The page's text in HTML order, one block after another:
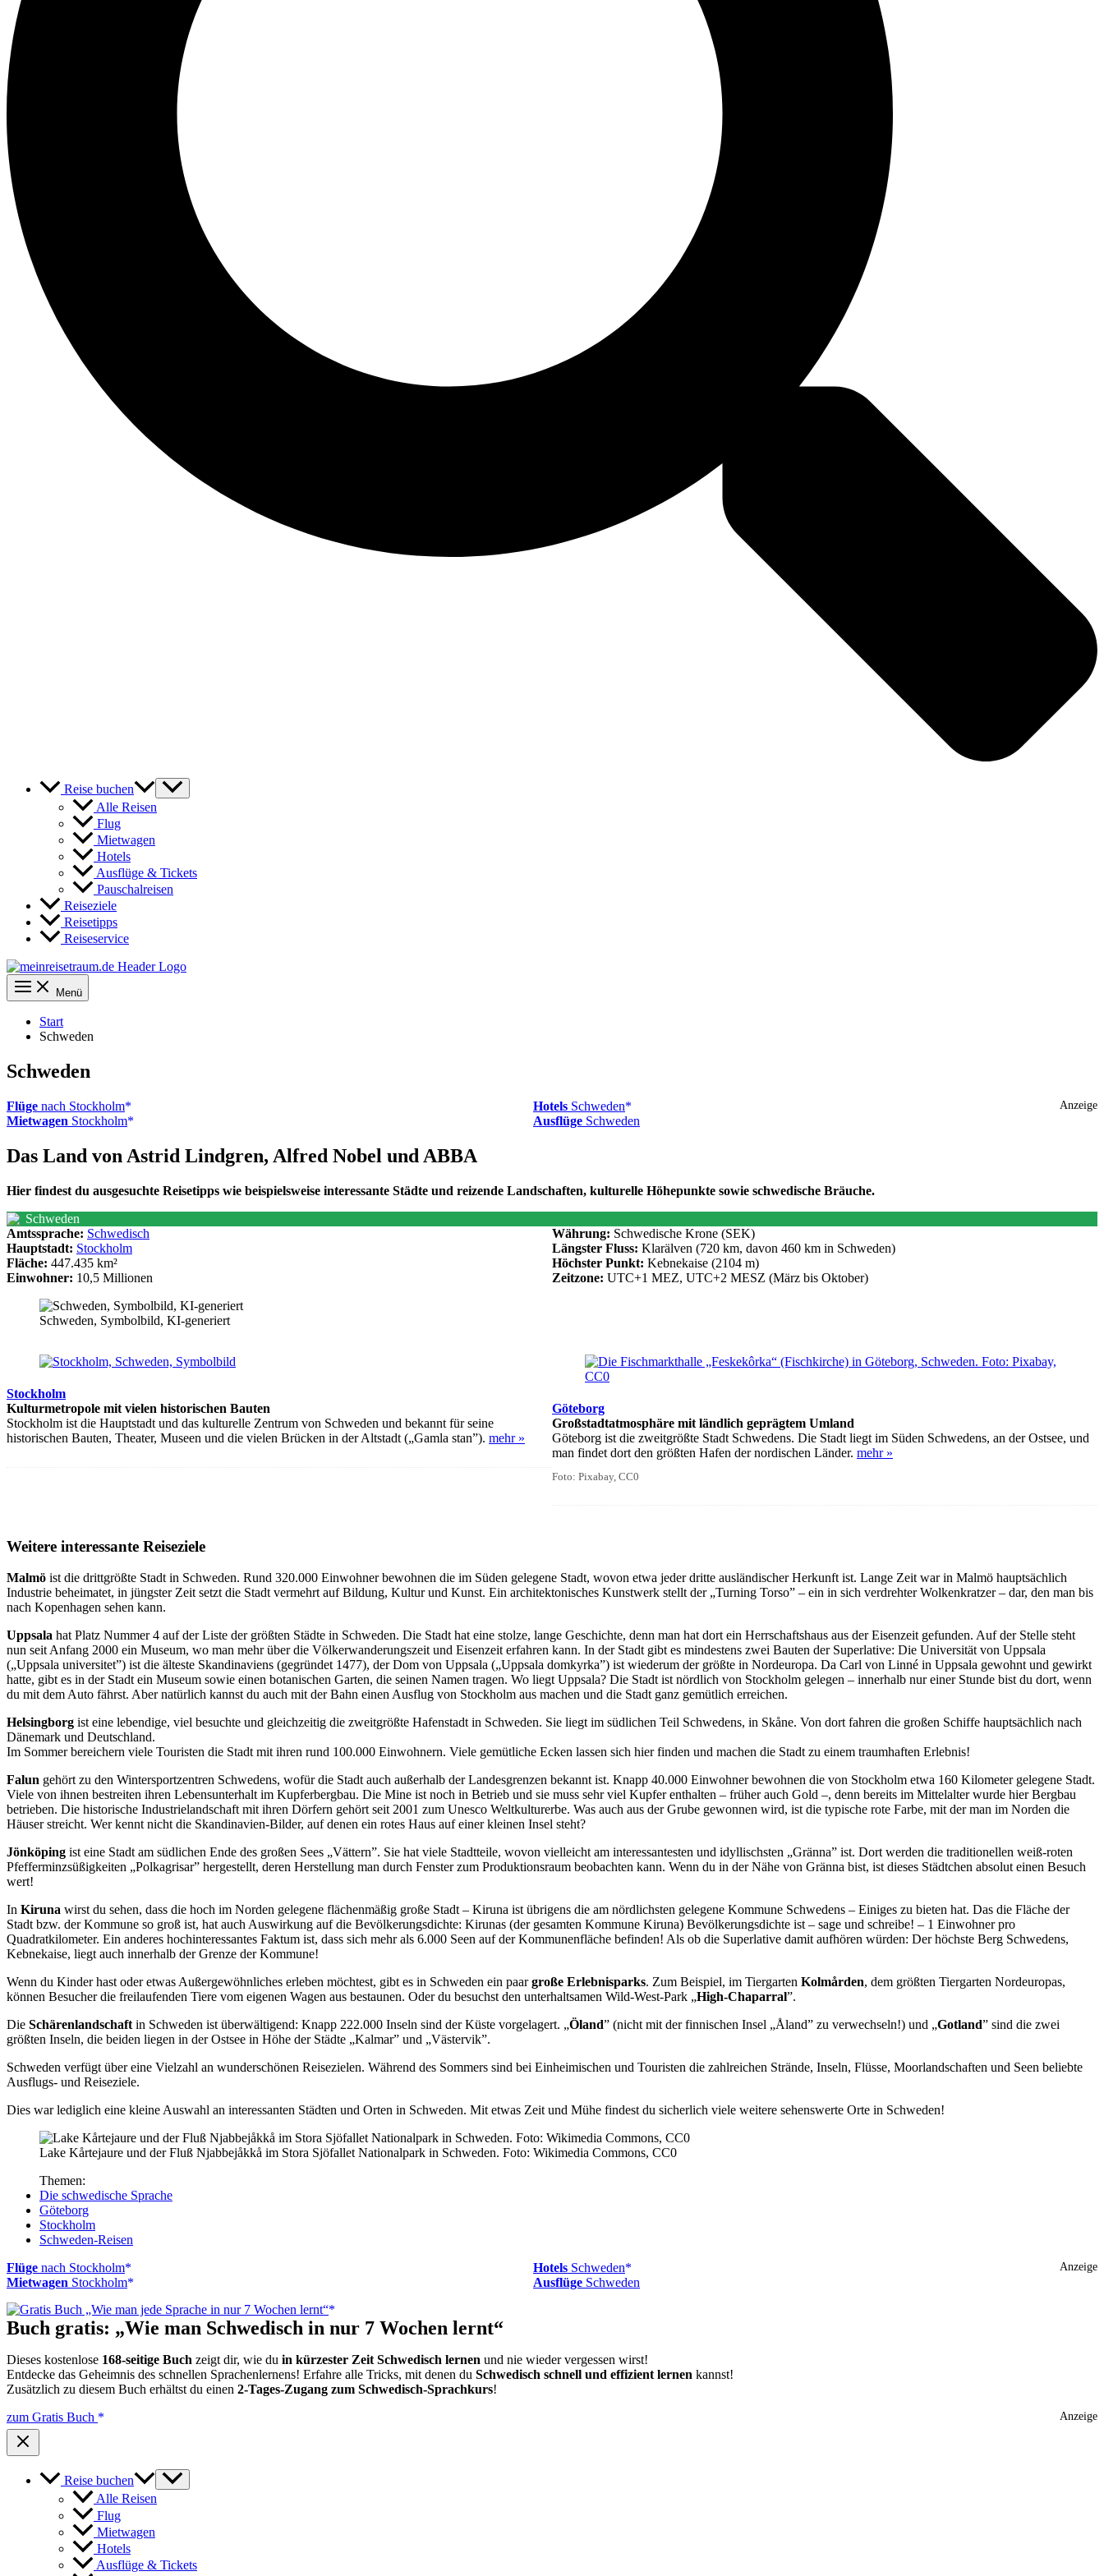
Reise buchen
Alle Reisen
Flug
Mietwagen
Hotels
Ausflüge & Tickets
Pauschalreisen
Reiseziele
Reisetipps
Reiseservice
Menü
Start
Schweden
Schweden
Anzeige
Flüge nach Stockholm
Mietwagen Stockholm
Hotels Schweden
Ausflüge Schweden
Das Land von Astrid Lindgren, Alfred Nobel und ABBA
Hier findest du ausgesuchte Reisetipps wie beispielsweise interessante Städte und reizende Landschaften, kulturelle Höhepunkte sowie schwedische Bräuche.
Schweden
Amtssprache: Schwedisch
Hauptstadt: Stockholm
Fläche: 447.435 km²
Einwohner: 10,5 Millionen
Währung: Schwedische Krone (SEK)
Längster Fluss: Klarälven (720 km, davon 460 km in Schweden)
Höchster Punkt: Kebnekaise (2104 m)
Zeitzone: UTC+1 MEZ, UTC+2 MESZ (März bis Oktober)
Schweden, Symbolbild, KI-generiert
Stockholm
Kulturmetropole mit vielen historischen Bauten
Stockholm ist die Hauptstadt und das kulturelle Zentrum von Schweden und bekannt für seine
historischen Bauten, Theater, Museen und die vielen Brücken in der Altstadt („Gamla stan”). mehr »
Göteborg
Großstadtatmosphäre mit ländlich geprägtem Umland
Göteborg ist die zweitgrößte Stadt Schwedens. Die Stadt liegt im Süden Schwedens, an der Ostsee, und
man findet dort den größten Hafen der nordischen Länder. mehr »
Foto: Pixabay, CC0
Weitere interessante Reiseziele
Malmö ist die drittgrößte Stadt in Schweden. Rund 320.000 Einwohner bewohnen die im Süden gelegene Stadt, wovon etwa jeder dritte ausländischer Herkunft ist. Lange Zeit war in Malmö hauptsächlich
Industrie beheimatet, in jüngster Zeit setzt die Stadt vermehrt auf Bildung, Kultur und Kunst. Ein architektonisches Kunstwerk stellt der „Turning Torso” – ein in sich verdrehter Wolkenkratzer – dar, den man bis
nach Kopenhagen sehen kann.
Uppsala hat Platz Nummer 4 auf der Liste der größten Städte in Schweden. Die Stadt hat eine stolze, lange Geschichte, denn man hat dort ein Herrschaftshaus aus der Eisenzeit gefunden. Auf der Stelle steht
nun seit Anfang 2000 ein Museum, wo man mehr über die Völkerwanderungszeit und Eisenzeit erfahren kann. In der Stadt gibt es mindestens zwei Bauten der Superlative: Die Universität von Uppsala
(„Uppsala universitet”) ist die älteste Skandinaviens (gegründet 1477), der Dom von Uppsala („Uppsala domkyrka”) ist wiederum der größte in Nordeuropa. Da Carl von Linné in Uppsala gewohnt und gewirkt
hatte, gibt es in der Stadt ein Museum sowie einen botanischen Garten, die seinen Namen tragen. Wo liegt Uppsala? Die Stadt ist nördlich von Stockholm gelegen – innerhalb nur einer Stunde bist du dort, wenn
du mit dem Auto fährst. Aber natürlich kannst du auch mit der Bahn einen Ausflug von Stockholm aus machen und die Stadt ganz gemütlich erreichen.
Helsingborg ist eine lebendige, viel besuchte und gleichzeitig die zweitgrößte Hafenstadt in Schweden. Sie liegt im südlichen Teil Schwedens, in Skåne. Von dort fahren die großen Schiffe hauptsächlich nach
Dänemark und Deutschland.
Im Sommer bereichern viele Touristen die Stadt mit ihren rund 100.000 Einwohnern. Viele gemütliche Ecken lassen sich hier finden und machen die Stadt zu einem traumhaften Erlebnis!
Falun gehört zu den Wintersportzentren Schwedens, wofür die Stadt auch außerhalb der Landesgrenzen bekannt ist. Knapp 40.000 Einwohner bewohnen die von Stockholm etwa 160 Kilometer gelegene Stadt.
Viele von ihnen bestreiten ihren Lebensunterhalt im Kupferbergbau. Die Mine ist noch in Betrieb und sie muss sehr viel Kupfer enthalten – früher auch Gold –, denn bereits im Mittelalter wurde hier Bergbau
betrieben. Die historische Industrielandschaft mit ihren Dörfern gehört seit 2001 zum Unesco Weltkulturerbe. Was auch aus der Grube gewonnen wird, ist die typische rote Farbe, mit der man im Norden die
Häuser streicht. Wer kennt nicht die Skandinavien-Bilder, auf denen ein rotes Haus auf einer kleinen Insel steht?
Jönköping ist eine Stadt am südlichen Ende des großen Sees „Vättern”. Sie hat viele Stadtteile, wovon vielleicht am interessantesten und idyllischsten „Gränna” ist. Dort werden die traditionellen weiß-roten
Pfefferminzsüßigkeiten „Polkagrisar” hergestellt, deren Herstellung man durch Fenster zum Produktionsraum beobachten kann. Wenn du in der Nähe von Gränna bist, ist dieses Städtchen absolut einen Besuch
wert!
In Kiruna wirst du sehen, dass die hoch im Norden gelegene flächenmäßig große Stadt – Kiruna ist übrigens die am nördlichsten gelegene Kommune Schwedens – Einiges zu bieten hat. Das die Fläche der
Stadt bzw. der Kommune so groß ist, hat auch Auswirkung auf die Bevölkerungsdichte: Kirunas (der gesamten Kommune Kiruna) Bevölkerungsdichte ist – sage und schreibe! – 1 Einwohner pro
Quadratkilometer. Ein anderes hochinteressantes Faktum ist, dass sich mehr als 6.000 Seen auf der Kommunenfläche befinden! Als ob die Superlative damit aufhören würden: Der höchste Berg Schwedens,
Kebnekaise, liegt auch innerhalb der Grenze der Kommune!
Wenn du Kinder hast oder etwas Außergewöhnliches erleben möchtest, gibt es in Schweden ein paargroße Erlebnisparks. Zum Beispiel, im Tiergarten Kolmården, dem größten Tiergarten Nordeuropas,
können Besucher die freilaufenden Tiere vom eigenen Wagen aus bestaunen. Oder du besuchst den unterhaltsamen Wild-West-Park „High-Chaparral”.
Die Schärenlandschaftin Schweden ist überwältigend: Knapp 222.000 Inseln sind der Küste vorgelagert. „Öland” (nicht mit der finnischen Insel „Åland” zu verwechseln!) und „Gotland” sind die zwei
größten Inseln, die beiden liegen in der Ostsee in Höhe der Städte „Kalmar” und „Västervik”.
Schweden verfügt über eine Vielzahl an wunderschönen Reisezielen. Während des Sommers sind bei Einheimischen und Touristen die zahlreichen Strände, Inseln, Flüsse, Moorlandschaften und Seen beliebte
Ausflugs- und Reiseziele.
Dies war lediglich eine kleine Auswahl an interessanten Städten und Orten in Schweden. Mit etwas Zeit und Mühe findest du sicherlich viele weitere sehenswerte Orte in Schweden!
Lake Kårtejaure und der Fluß Njabbejåkkå im Stora Sjöfallet Nationalpark in Schweden. Foto: Wikimedia Commons, CC0
Themen:
Die schwedische Sprache
Göteborg
Stockholm
Schweden-Reisen
Anzeige
Flüge nach Stockholm
Mietwagen Stockholm
Hotels Schweden
Ausflüge Schweden
Buch gratis: „Wie man Schwedisch in nur 7 Wochen lernt“
Dieses kostenlose 168-seitige Buch zeigt dir, wie du in kürzester Zeit Schwedisch lernen und nie wieder vergessen wirst!
Entdecke das Geheimnis des schnellen Sprachenlernens! Erfahre alle Tricks, mit denen du Schwedisch schnell und effizient lernen kannst!
Zusätzlich zu diesem Buch erhältst du einen 2-Tages-Zugang zum Schwedisch-Sprachkurs!
Anzeige
zum Gratis Buch
Reise buchen
Alle Reisen
Flug
Mietwagen
Hotels
Ausflüge & Tickets